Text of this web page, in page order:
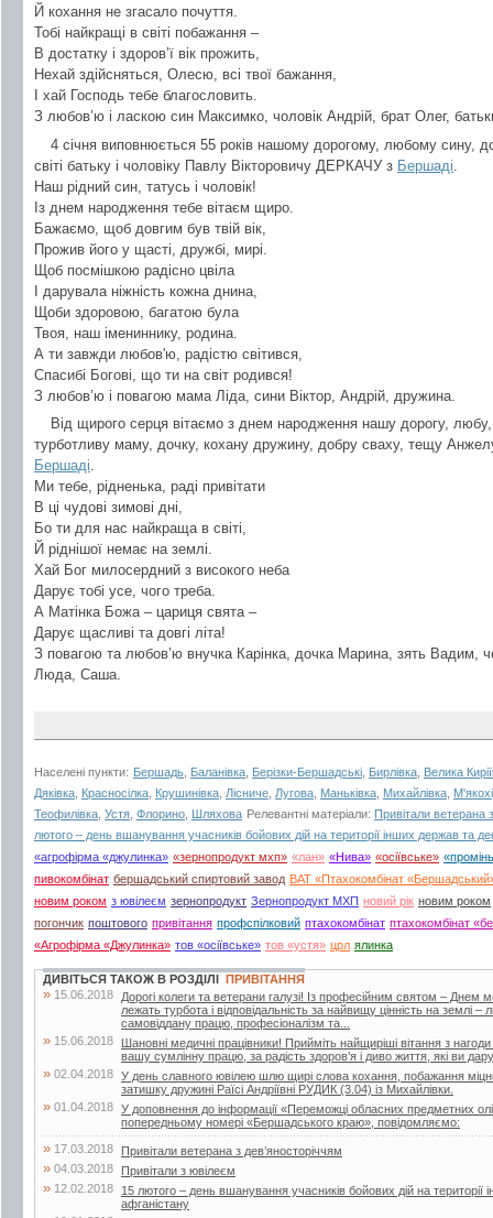
Й кохання не згасало почуття.
Тобі найкращі в світі побажання –
В достатку і здоров’ї вік прожить,
Нехай здійсняться, Олесю, всі твої бажання,
І хай Господь тебе благословить.
З любов’ю і ласкою син Максимко, чоловік Андрій, брат Олег,
4 січня виповнюється 55 років нашому дорогому, любому сину,
світі батьку і чоловіку Павлу Вікторовичу ДЕРКАЧУ з Бершаді
Наш рідний син, татусь і чоловік!
Із днем народження тебе вітаєм щиро.
Бажаємо, щоб довгим був твій вік,
Прожив його у щасті, дружбі, мирі.
Щоб посмішкою радісно цвіла
І дарувала ніжність кожна днина,
Щоби здоровою, багатою була
Твоя, наш імениннику, родина.
А ти завжди любов'ю, радістю світився,
Спасибі Богові, що ти на світ родився!
З любов’ю і повагою мама Ліда, сини Віктор, Андрій, дружина.
Від щирого серця вітаємо з днем народження нашу дорогу, любу,
турботливу маму, дочку, кохану дружину, добру сваху, тещу
Бершаді.
Ми тебе, рідненька, раді привітати
В ці чудові зимові дні,
Бо ти для нас найкраща в світі,
Й ріднішої немає на землі.
Хай Бог милосердний з високого неба
Дарує тобі усе, чого треба.
А Матінка Божа – цариця свята –
Дарує щасливі та довгі літа!
З повагою та любов’ю внучка Карінка, дочка Марина, зять Вадим,
Люда, Саша.
Населені пункти: Бершадь Баланівка Берізки-Бершадські Бирлівка Велика
Дяківка Красносілка Крушинівка Лісниче Лугова Маньківка Михайлівка
Теофилівка Устя Флорино Шляхова Релевантні матеріали: Привітали ветерана
лютого – день вшанування учасників бойових дій на території інших держав та
«агрофірма «джулинка» «зернопродукт мхп» «лан» «Нива» «осіївське»
пивокомбінат бершадський спиртовий завод ВАТ «Птахокомбінат
новим роком з ювілеєм зернопродукт Зернопродукт МХП новий рік новим роком
погончик поштового привітання профспілковий птахокомбінат птахокомбінат
«Агрофірма «Джулинка» тов «осіївське» тов «устя» црл ялинка
ДИВІТЬСЯ ТАКОЖ В РОЗДІЛІ ПРИВІТАННЯ
» 15.06.2018
Дорогі колеги та ветерани галузі! Із професійним святом –
лежать турбота і відповідальність за найвищу цінність на землі
самовіддану працю, професіоналізм та...
» 15.06.2018
Шановні медичні працівники! Прийміть найщиріші вітання з
вашу сумлінну працю, за радість здоров’я і диво життя, які ви
» 02.04.2018 У день славного ювілею шлю щирі слова кохання, побажання
затишку дружині Раїсі Андріївні РУДИК (3.04) із Михайлівки.
» 01.04.2018 У доповнення до інформації «Переможці обласних предметних
попередньому номері «Бершадського краю», повідомляємо:
» 17.03.2018 Привітали ветерана з дев’яносторіччям
» 04.03.2018 Привітали з ювілеєм
» 12.02.2018
15 лютого – день вшанування учасників бойових дій на території
афганістану